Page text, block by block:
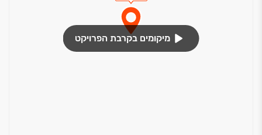
מיקומים בקרבת הפרויקט